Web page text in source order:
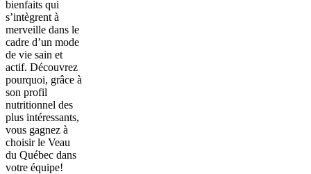
bienfaits qui
s’intègrent à
merveille dans le
cadre d’un mode
de vie sain et
actif. Découvrez
pourquoi, grâce à
son profil
nutritionnel des
plus intéressants,
vous gagnez à
choisir le Veau
du Québec dans
votre équipe!